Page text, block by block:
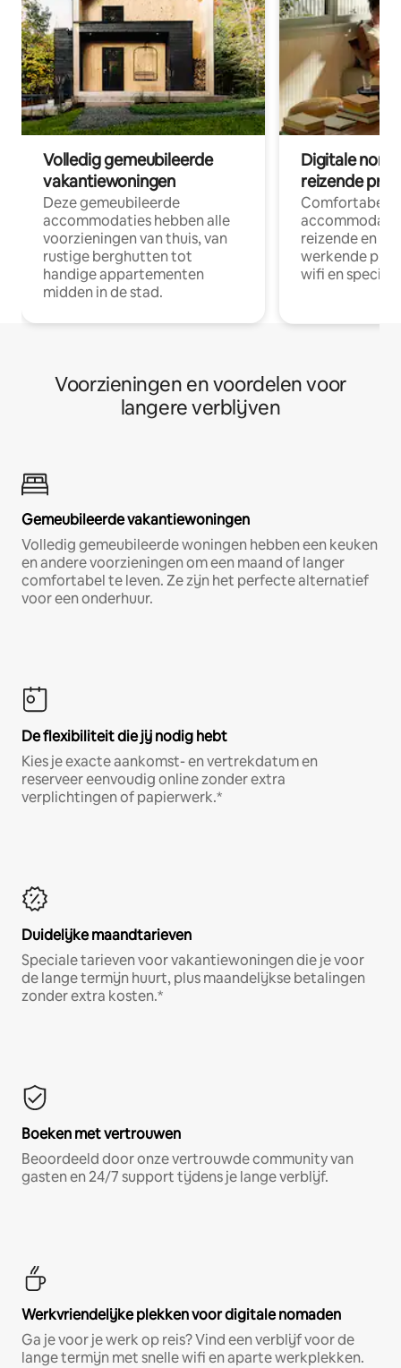
Volledig gemeubileerde
vakantiewoningen
Deze gemeubileerde
accommodaties hebben alle
voorzieningen van thuis, van
rustige berghutten tot
handige appartementen
midden in de stad.
Digitale
reizende
Comfortabele
reizende en
werkende
wifi en
Voorzieningen en voordelen voor
langere verblijven
Gemeubileerde vakantiewoningen
Volledig gemeubileerde woningen hebben een keuken
en andere voorzieningen om een maand of langer
comfortabel te leven. Ze zijn het perfecte alternatief
voor een onderhuur.
De flexibiliteit die jij nodig hebt
Kies je exacte aankomst- en vertrekdatum en
reserveer eenvoudig online zonder extra
verplichtingen of papierwerk.*
Duidelijke maandtarieven
Speciale tarieven voor vakantiewoningen die je voor
de lange termijn huurt, plus maandelijkse betalingen
zonder extra kosten.*
Boeken met vertrouwen
Beoordeeld door onze vertrouwde community van
gasten en 24/7 support tijdens je lange verblijf.
Werkvriendelijke plekken voor digitale nomaden
Ga je voor je werk op reis? Vind een verblijf voor de
lange termijn met snelle wifi en aparte werkplekken.